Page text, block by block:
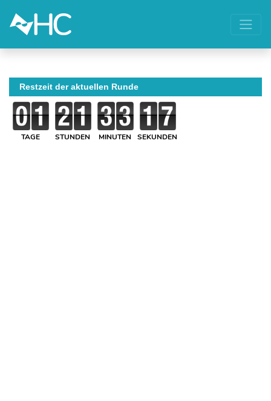
Restzeit der aktuellen Runde
TAGE STUNDEN MINUTEN SEKUNDEN